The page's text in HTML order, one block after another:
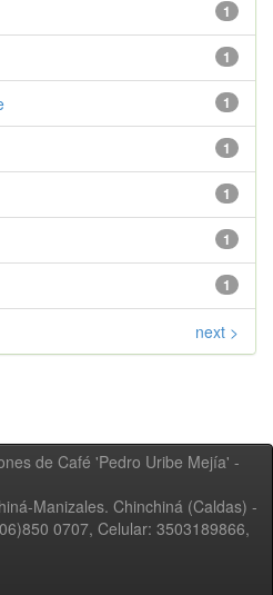
1
1
1
1
1
1
1
next >
de Café 'Pedro Uribe Mejía' -
Manizales. Chinchiná (Caldas) -
0707, Celular: 3503189866,